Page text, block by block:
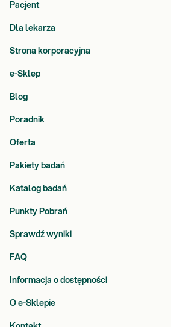
Pacjent
Dla lekarza
Strona korporacyjna
e-Sklep
Blog
Poradnik
Oferta
Pakiety badań
Katalog badań
Punkty Pobrań
Sprawdź wyniki
FAQ
Informacja o dostępności
O e-Sklepie